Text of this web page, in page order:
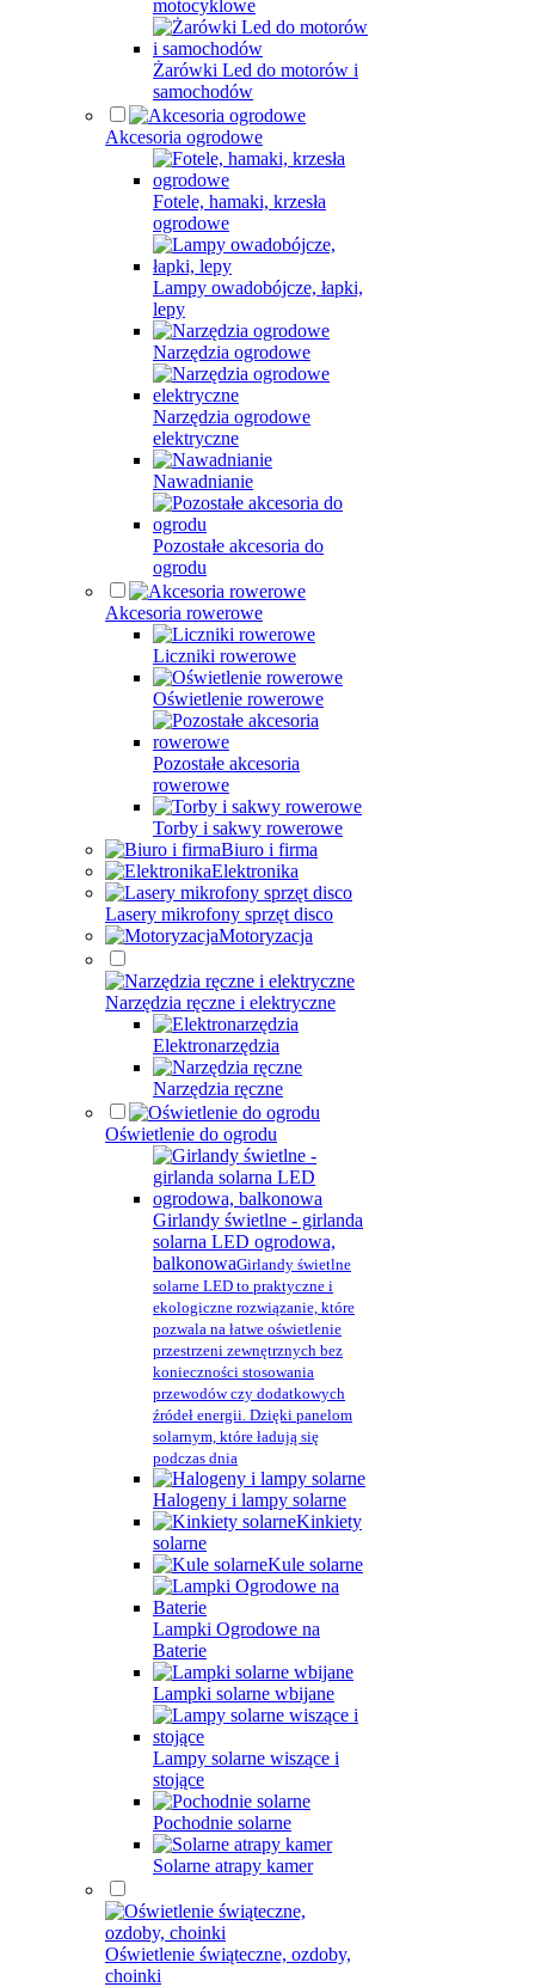
motocyklowe
Żarówki Led do motorów i
samochodów
Akcesoria ogrodowe
Fotele, hamaki, krzesła
ogrodowe
Lampy owadobójcze, łapki,
lepy
Narzędzia ogrodowe
Narzędzia ogrodowe
elektryczne
Nawadnianie
Pozostałe akcesoria do
ogrodu
Akcesoria rowerowe
Liczniki rowerowe
Oświetlenie rowerowe
Pozostałe akcesoria
rowerowe
Torby i sakwy rowerowe
Biuro i firma
Elektronika
Lasery mikrofony sprzęt disco
Motoryzacja
Narzędzia ręczne i elektryczne
Elektronarzędzia
Narzędzia ręczne
Oświetlenie do ogrodu
Girlandy świetlne - girlanda
solarna LED ogrodowa,
balkonowaGirlandy świetlne
solarne LED to praktyczne i
ekologiczne rozwiązanie, które
pozwala na łatwe oświetlenie
przestrzeni zewnętrznych bez
konieczności stosowania
przewodów czy dodatkowych
źródeł energii. Dzięki panelom
solarnym, które ładują się
podczas dnia
Halogeny i lampy solarne
Kinkiety
solarne
Kule solarne
Lampki Ogrodowe na
Baterie
Lampki solarne wbijane
Lampy solarne wiszące i
stojące
Pochodnie solarne
Solarne atrapy kamer
Oświetlenie świąteczne, ozdoby,
choinki